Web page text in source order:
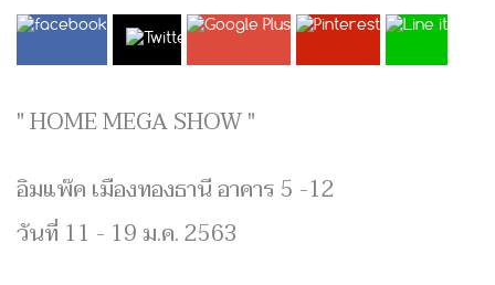
" HOME MEGA SHOW "
อิมแพ๊ค เมืองทองธานี อาคาร 5 -12
วันที่ 11 - 19 ม.ค. 2563